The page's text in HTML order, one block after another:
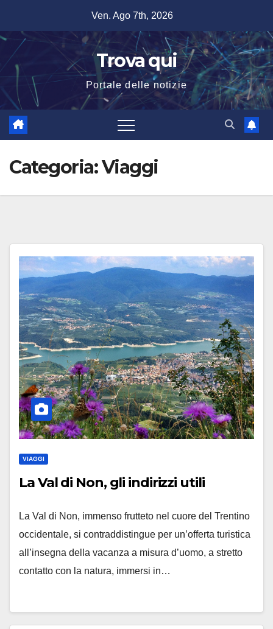
contenuto
Ven. Ago 7th, 2026
Trova qui
Portale delle notizie
Categoria:Viaggi
VIAGGI
La Val di Non, gli indirizzi utili
La Val di Non, immenso frutteto nel cuore del Trentino
occidentale, si contraddistingue per un’offerta turistica
all’insegna della vacanza a misura d’uomo, a stretto
contatto con la natura, immersi in…